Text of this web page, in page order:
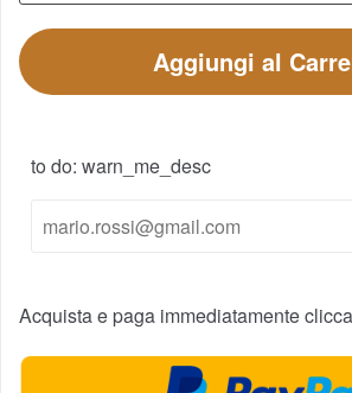
Aggiungi al
to do: warn_me_desc
Acquista e paga immediatamente